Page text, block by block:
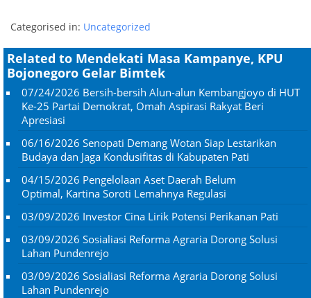
Categorised in: Uncategorized
Related to Mendekati Masa Kampanye, KPU
Bojonegoro Gelar Bimtek
07/24/2026 Bersih-bersih Alun-alun Kembangjoyo di HUT
Ke-25 Partai Demokrat, Omah Aspirasi Rakyat Beri
Apresiasi
06/16/2026 Senopati Demang Wotan Siap Lestarikan
Budaya dan Jaga Kondusifitas di Kabupaten Pati
04/15/2026 Pengelolaan Aset Daerah Belum
Optimal, Kartina Soroti Lemahnya Regulasi
03/09/2026 Investor Cina Lirik Potensi Perikanan Pati
03/09/2026 Sosialiasi Reforma Agraria Dorong Solusi
Lahan Pundenrejo
03/09/2026 Sosialiasi Reforma Agraria Dorong Solusi
Lahan Pundenrejo